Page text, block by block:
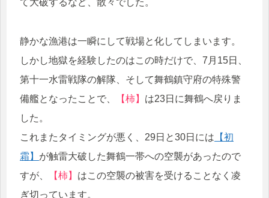
静かな漁港は一瞬にして戦場と化してしまいます。
しかし地獄を経験したのはこの時だけで、7月15日、
第十一水雷戦隊の解隊、そして舞鶴鎮守府の特殊警
備艦となったことで、
【柿】 は23日に舞鶴へ戻りま
した。
これまたタイミングが悪く、29日と30日には 【初
霜】 が触雷大破した舞鶴一帯への空襲があったので
すが、
【柿】 はこの空襲の被害を受けることなく凌
ぎ切っています。